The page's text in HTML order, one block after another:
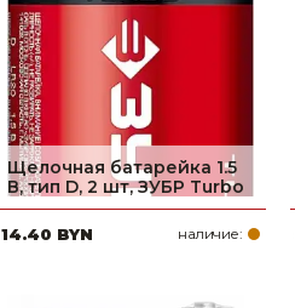
Щелочная батарейка 1.5
В, тип D, 2 шт, ЗУБР Turbo
14.40 BYN наличие: